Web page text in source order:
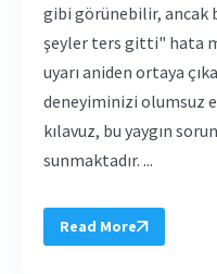
gibi görünebilir, ancak
şeyler ters gitti" hata
uyarı aniden ortaya
deneyiminizi olumsuz
kılavuz, bu yaygın
sunmaktadır. ...
Read More